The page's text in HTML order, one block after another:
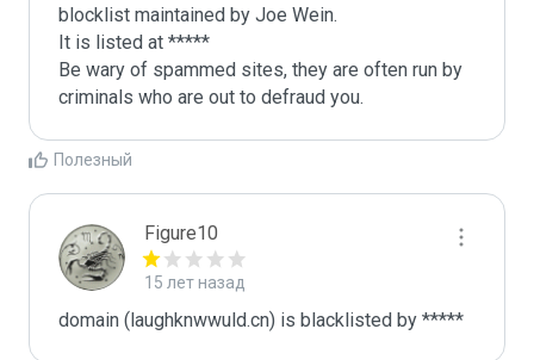
blocklist maintained by Joe Wein.
It is listed at *****
Be wary of spammed sites, they are often run by
criminals who are out to defraud you.
Полезный
Figure10
15 лет назад
domain (laughknwwuld.cn) is blacklisted by *****